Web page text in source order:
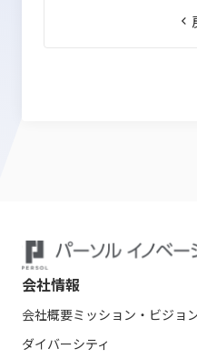
会社情報
会社概要ミッション・ビジョ
ダイバーシティ